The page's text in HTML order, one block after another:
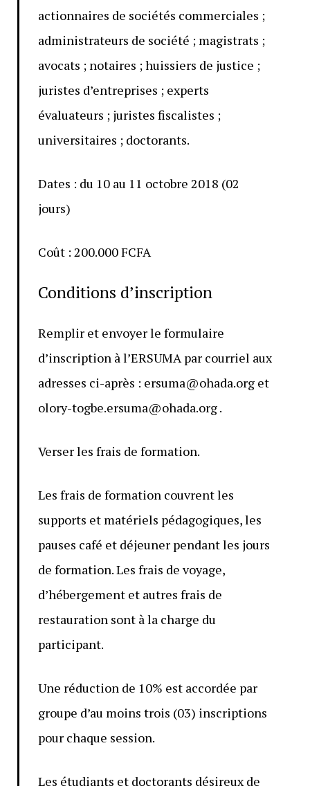
actionnaires de sociétés commerciales ;
administrateurs de société ; magistrats ;
avocats ; notaires ; huissiers de justice ;
juristes d’entreprises ; experts
évaluateurs ; juristes fiscalistes ;
universitaires ; doctorants.
Dates : du 10 au 11 octobre 2018 (02
jours)
Coût : 200.000 FCFA
Conditions d’inscription
Remplir et envoyer le formulaire
d’inscription à l’ERSUMA par courriel aux
adresses ci-après : ersuma@ohada.org et
olory-togbe.ersuma@ohada.org .
Verser les frais de formation.
Les frais de formation couvrent les
supports et matériels pédagogiques, les
pauses café et déjeuner pendant les jours
de formation. Les frais de voyage,
d’hébergement et autres frais de
restauration sont à la charge du
participant.
Une réduction de 10% est accordée par
groupe d’au moins trois (03) inscriptions
pour chaque session.
Les étudiants et doctorants désireux de